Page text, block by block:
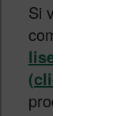
Si vous
complet,
liseuses
(cliquez ici)
produits